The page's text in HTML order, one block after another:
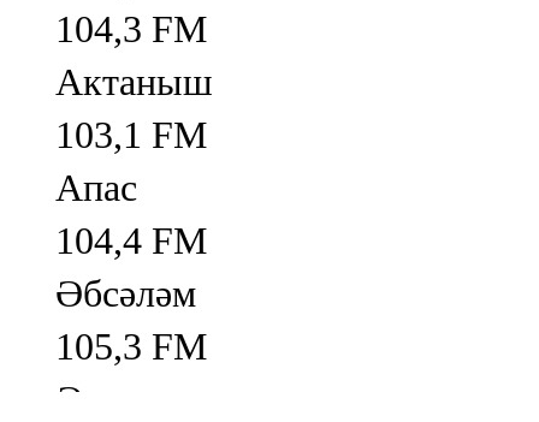
104,3 FM
Актаныш
103,1 FM
Апас
104,4 FM
Әбсәләм
105,3 FM
Әлмәт